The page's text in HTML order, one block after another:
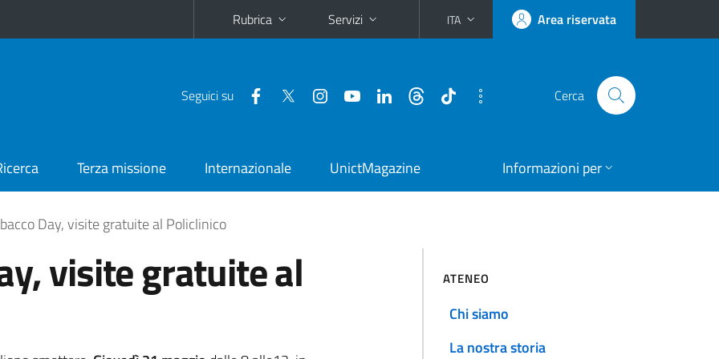
Rubrica Servizi ITA Area riservata
Seguici su Cerca
Terza missione Internazionale UnictMagazine Informazioni per
Day, visite gratuite al Policlinico
visite gratuite al
ATENEO
Chi siamo
La nostra storia